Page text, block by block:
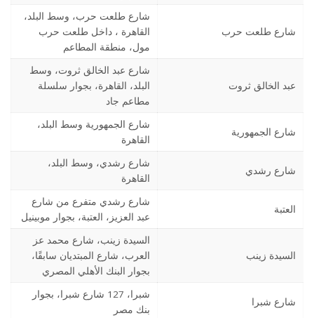
شارع طلعت حرب
شارع طلعت حرب، وسط البلد،
القاھرة ، داخل طلعت حرب
مول، منطقة المطاعم
عبد الخالق ثروت
شارع عبد الخالق ثروت، وسط
البلد، القاھرة، بجوار سلسلة
مطاعم جاد
شارع الجمھوریة
شارع الجمھوریة وسط البلد،
القاھرة
شارع رشدي
شارع رشدي، وسط البلد،
القاھرة
العتبة
شارع رشدي متفرع من شارع
عبد العزیز، العتبة، بجوار موبینیل
السیدة زینب
السیدة زینب، شارع محمد عز
العرب، شارع المبتدیان سابقًا،
بجوار البنك الأھلي المصري
شارع شبرا
شبرا، 127 شارع شبرا، بجوار
بنك مصر